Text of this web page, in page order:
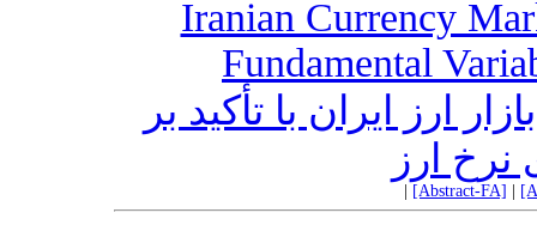
Iranian Currency
Fundamental
ارز ایران با تأکید بر
نرخ ارز
[Abstract-FA]